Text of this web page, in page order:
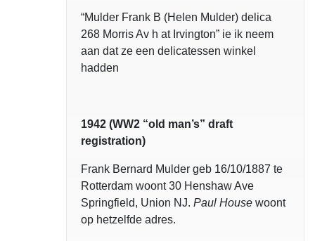
“Mulder Frank B (Helen Mulder) delica
268 Morris Av h at Irvington” ie ik neem
aan dat ze een delicatessen winkel
hadden
1942 (WW2 “old man’s” draft
registration)
Frank Bernard Mulder geb 16/10/1887 te
Rotterdam woont 30 Henshaw Ave
Springfield, Union NJ. Paul House woont
op hetzelfde adres.